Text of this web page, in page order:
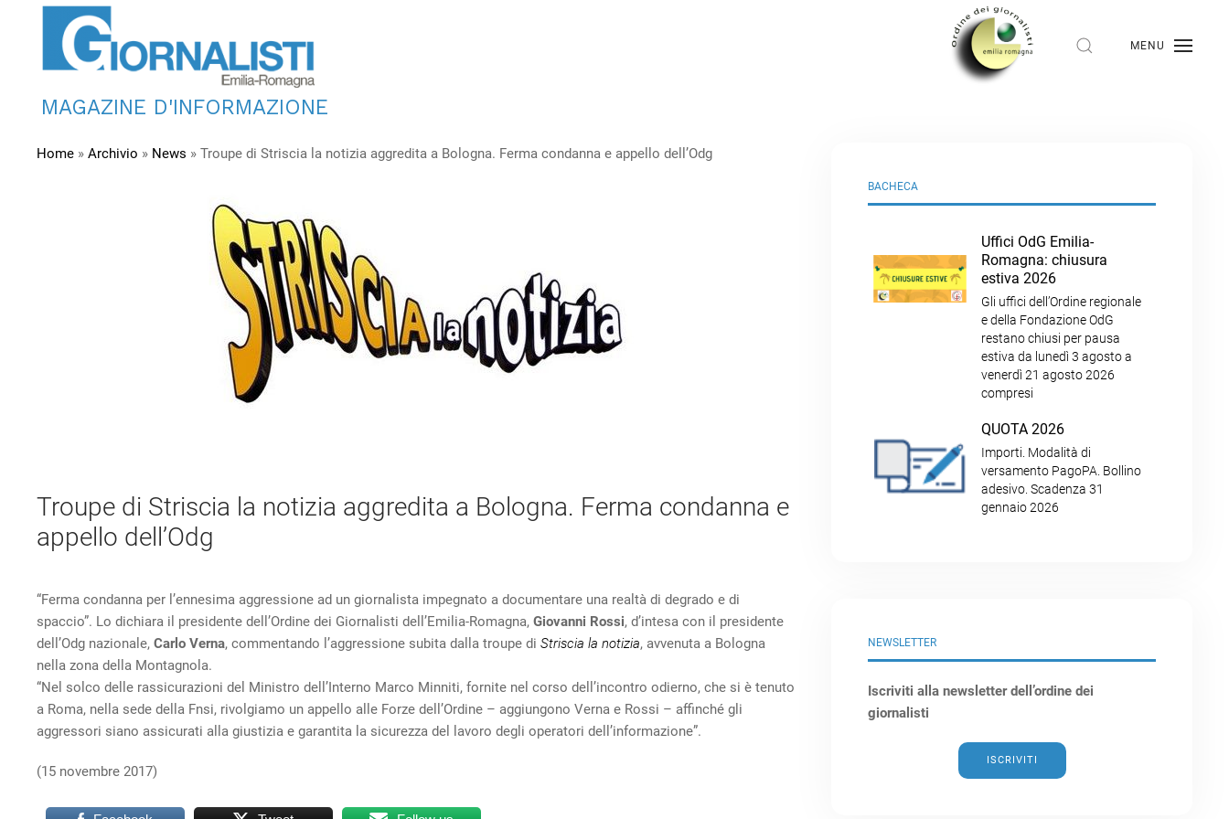
MENU
MAGAZINE D'INFORMAZIONE
Home » Archivio » News » Troupe di Striscia la notizia aggredita a Bologna. Ferma condanna e appello dell’Odg
Troupe di Striscia la notizia aggredita a Bologna. Ferma condanna e
appello dell’Odg
“Ferma condanna per l’ennesima aggressione ad un giornalista impegnato a documentare una realtà di degrado e di
spaccio”. Lo dichiara il presidente dell’Ordine dei Giornalisti dell’Emilia-Romagna, Giovanni Rossi, d’intesa con il presidente
dell’Odg nazionale, Carlo Verna, commentando l’aggressione subita dalla troupe di Striscia la notizia, avvenuta a Bologna
nella zona della Montagnola.
“Nel solco delle rassicurazioni del Ministro dell’Interno Marco Minniti, fornite nel corso dell’incontro odierno, che si è tenuto
a Roma, nella sede della Fnsi, rivolgiamo un appello alle Forze dell’Ordine – aggiungono Verna e Rossi – affinché gli
aggressori siano assicurati alla giustizia e garantita la sicurezza del lavoro degli operatori dell’informazione”.
(15 novembre 2017)
BACHECA
Uffici OdG Emilia-
Romagna: chiusura
estiva 2026
Gli uffici dell’Ordine regionale
e della Fondazione OdG
restano chiusi per pausa
estiva da lunedì 3 agosto a
venerdì 21 agosto 2026
compresi
QUOTA 2026
Importi. Modalità di
versamento PagoPA. Bollino
adesivo. Scadenza 31
gennaio 2026
NEWSLETTER
Iscriviti alla newsletter dell’ordine dei
giornalisti
ISCRIVITI